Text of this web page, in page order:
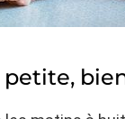
petite,